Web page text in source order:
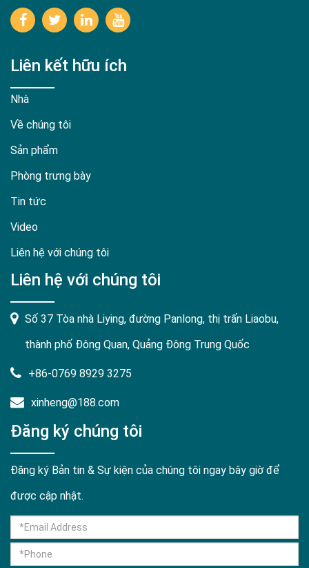
Liên kết hữu ích
Nhà
Về chúng tôi
Sản phẩm
Phòng trưng bày
Tin tức
Video
Liên hệ với chúng tôi
Liên hệ với chúng tôi
Số 37 Tòa nhà Liying, đường Panlong, thị trấn Liaobu,
thành phố Đông Quan, Quảng Đông Trung Quốc
+86-0769 8929 3275
xinheng@188.com
Đăng ký chúng tôi
Đăng ký Bản tin & Sự kiện của chúng tôi ngay bây giờ để
được cập nhật.